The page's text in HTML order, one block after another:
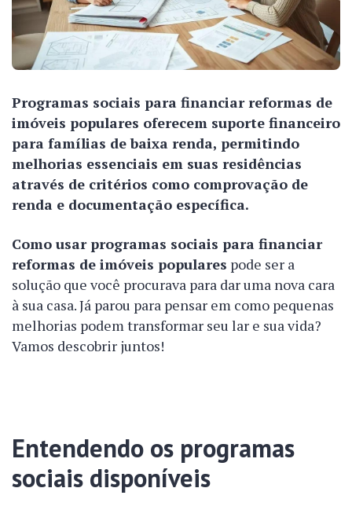
Programas sociais para financiar reformas de
imóveis populares oferecem suporte financeiro
para famílias de baixa renda, permitindo
melhorias essenciais em suas residências
através de critérios como comprovação de
renda e documentação específica.
Como usar programas sociais para financiar
reformas de imóveis populares pode ser a
solução que você procurava para dar uma nova cara
à sua casa. Já parou para pensar em como pequenas
melhorias podem transformar seu lar e sua vida?
Vamos descobrir juntos!
Entendendo os programas
sociais disponíveis